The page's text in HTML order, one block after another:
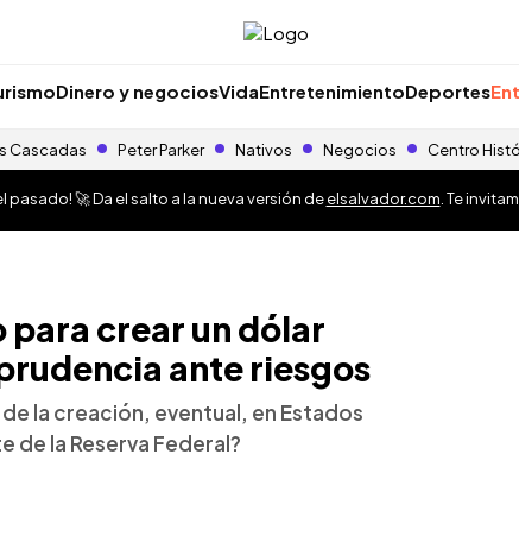
Dinero y negociosVidaEntretenimientoDeportes
Cascadas Peter Parker Nativos Negocios Centro
pasado! 🚀 Da el salto a la nueva versión deelsalvador.com . Te
crear un dólar
ante riesgos
la creación, eventual, en Estados
de la Reserva Federal?